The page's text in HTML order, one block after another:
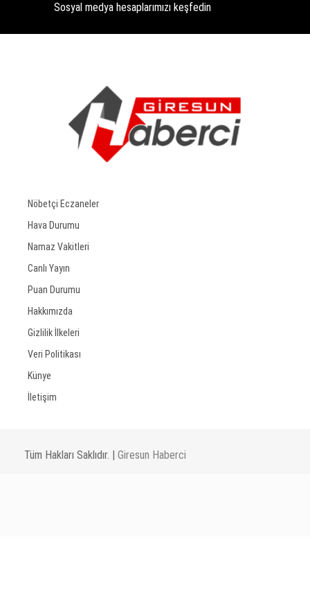
Sosyal medya hesaplarımızı keşfedin
Nöbetçi Eczaneler
Hava Durumu
Namaz Vakitleri
Canlı Yayın
Puan Durumu
Hakkımızda
Gizlilik İlkeleri
Veri Politikası
Künye
İletişim
Tüm Hakları Saklıdır. | Giresun Haberci